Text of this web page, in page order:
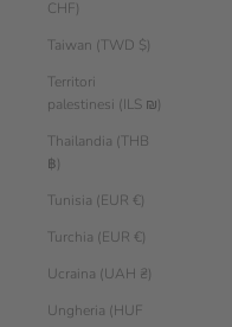
CHF)
Taiwan (TWD $)
Territori
palestinesi (ILS ₪)
Thailandia (THB
฿)
Tunisia (EUR €)
Turchia (EUR €)
Ucraina (UAH ₴)
Ungheria (HUF